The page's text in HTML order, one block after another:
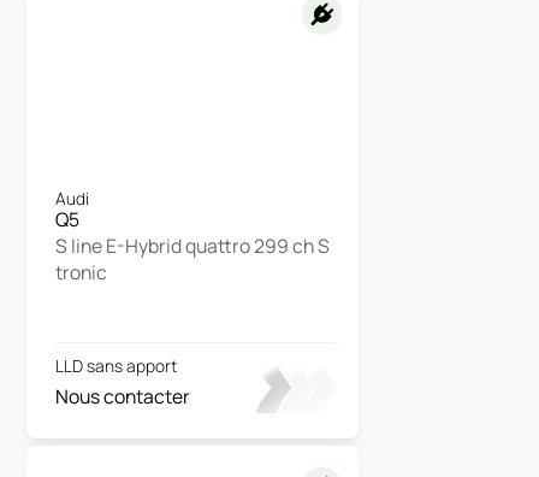
Audi
Q5
S line E-Hybrid quattro 299 ch S
tronic
LLD sans apport
Nous contacter